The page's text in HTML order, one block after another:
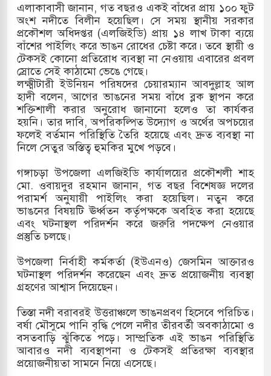
একমাত্র আসামি অবসরপ্রাপ্ত সেনাসদস্য জামিনে
কেন্দ্রের ইউনিট-১ এ আবারও বিদ্যুৎ উৎপাদন
কুতুবদিয়া শিপিং চ্যানেলে জালের জড়ালে মারাত্মক
রুশ নাগরিকদের মারামারি: নিহত ১
এলাকাবাসী জানান, গত বছরও একই বাঁধের প্রায় ১০০ ফুট
অংশ নদীতে বিলীন হয়েছিল। সে সময় স্থানীয় সরকার
প্রকৌশল অধিদপ্তর (এলজিইডি) প্রায় ১৪ লাখ টাকা ব্যয়ে
বাঁশের পাইলিং করে ভাঙন রোধের চেষ্টা করে। তবে স্থায়ী ও
টেকসই কোনো প্রতিরোধ ব্যবস্থা না নেওয়ায় এবারের প্রবল
স্রোতে সেই কাঠামো ভেঙে গেছে।
লক্ষ্মীটারী ইউনিয়ন পরিষদের চেয়ারম্যান আবদুল্লাহ আল
হাদী বলেন, আগের ভাঙনের সময় বাঁধে ব্লক স্থাপন করে
শক্তিশালী করার অনুরোধ জানানো হলেও তা কার্যকর
হয়নি। তার দাবি, অপরিকল্পিত উদ্যোগ ও অর্থের অপচয়ের
ফলেই বর্তমান পরিস্থিতি তৈরি হয়েছে এবং দ্রুত ব্যবস্থা না
নিলে সেতুর অস্তিত্ব হুমকির মুখে পড়বে।
গঙ্গাচড়া উপজেলা এলজিইডি কার্যালয়ের প্রকৌশলী শাহ
মো. ওবায়দুর রহমান জানান, গত বছর বিশেষজ্ঞ দলের
পরামর্শ অনুযায়ী পাইলিং করা হয়েছিল। নতুন করে
ভাঙনের বিষয়টি ঊর্ধ্বতন কর্তৃপক্ষকে অবহিত করা হয়েছে
এবং ঘটনাস্থল পরিদর্শন করে জরুরি পদক্ষেপ নেওয়ার
প্রস্তুতি চলছে।
উপজেলা নির্বাহী কর্মকর্তা (ইউএনও) জেসমিন আক্তারও
ঘটনাস্থল পরিদর্শন করেছেন এবং দ্রুত প্রয়োজনীয় ব্যবস্থা
গ্রহণের আশ্বাস দিয়েছেন।
তিস্তা নদী বরাবরই উত্তরাঞ্চলে ভাঙনপ্রবণ হিসেবে পরিচিত।
বর্ষা মৌসুমে পানি বৃদ্ধি পেলে নদীর তীরবর্তী অবকাঠামো ও
বসতবাড়ি ঝুঁকিতে পড়ে। সাম্প্রতিক এই ভাঙন পরিস্থিতি
আবারও নদী ব্যবস্থাপনা ও টেকসই প্রতিরক্ষা ব্যবস্থার
প্রয়োজনীয়তা সামনে নিয়ে এসেছে।